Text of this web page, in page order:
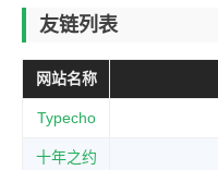
友链列表
网站名称
Typecho
十年之约